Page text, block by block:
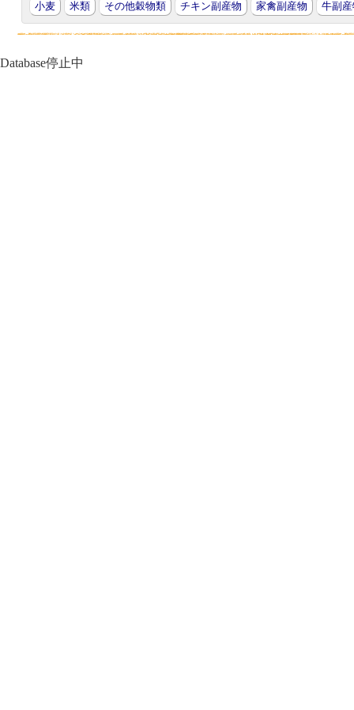
小麦
米類 その他穀物類 チキン副産物 家禽副産物 牛副産
Database停止中